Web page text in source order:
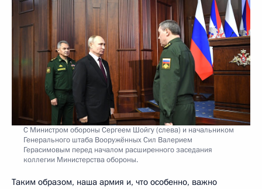
С Министром обороны Сергеем Шойгу (слева) и начальником
Генерального штаба Вооружённых Сил Валерием
Герасимовым перед началом расширенного заседания
коллегии Министерства обороны.
Таким образом, наша армия и, что особенно, важно